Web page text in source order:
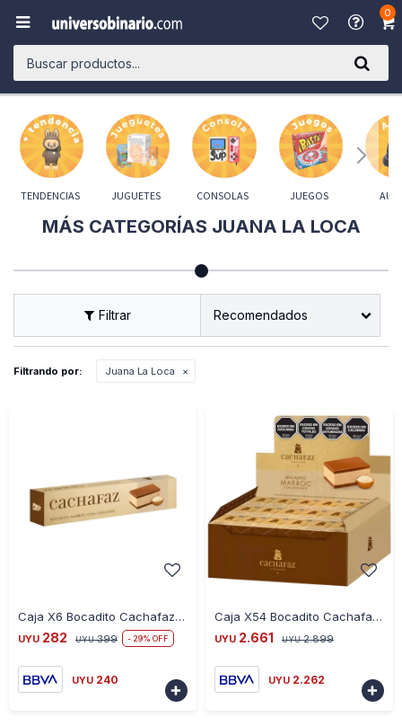
0

TENDENCIAS JUGUETES CONSOLAS JUEGOS
MÁS CATEGORÍAS JUANA LA LOCA
Recomendados
Filtrando por: Juana La Loca
Caja X6 Bocadito Cachafaz Marroc con Crocante
UYU 282 UYU 399 29
UYU 240

Caja X54 Bocadito Cachafaz Marroc con Crocante
UYU 2.661 UYU 2.899
UYU 2.262
